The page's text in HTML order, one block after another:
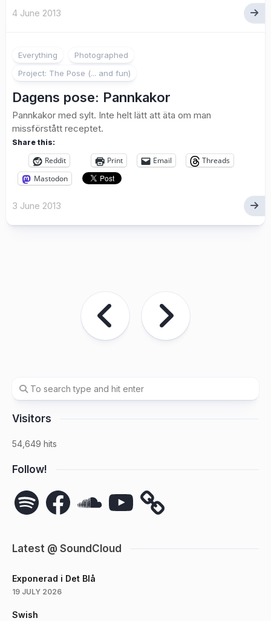
4 June 2013
Everything
Photographed
Project: The Pose (... and fun)
Dagens pose: Pannkakor
Pannkakor med sylt. Inte helt lätt att äta om man
missförstått receptet.
Share this:
Reddit Print Email
Threads
Mastodon
3 June 2013
Visitors
54,649 hits
Follow!
Spotify FacebookSoundCloudYouTube
Latest @ SoundCloud
Exponerad i Det Blå
19 JULY 2026
Swish